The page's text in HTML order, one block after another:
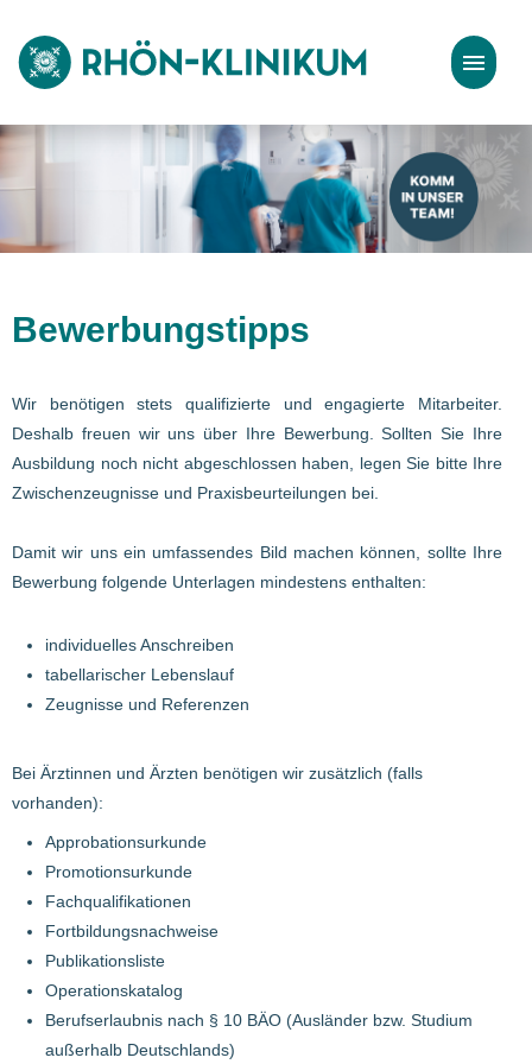
Stellenangebote
Bewerbungstipps
Bewerbungstipps
Wir benötigen stets qualifizierte und engagierte Mitarbeiter.
Deshalb freuen wir uns über Ihre Bewerbung. Sollten Sie Ihre
Ausbildung noch nicht abgeschlossen haben, legen Sie bitte Ihre
Zwischenzeugnisse und Praxisbeurteilungen bei.
Damit wir uns ein umfassendes Bild machen können, sollte Ihre
Bewerbung folgende Unterlagen mindestens enthalten:
individuelles Anschreiben
tabellarischer Lebenslauf
Zeugnisse und Referenzen
Bei Ärztinnen und Ärzten benötigen wir zusätzlich (falls
vorhanden):
Approbationsurkunde
Promotionsurkunde
Fachqualifikationen
Fortbildungsnachweise
Publikationsliste
Operationskatalog
Berufserlaubnis nach § 10 BÄO (Ausländer bzw. Studium
außerhalb Deutschlands)